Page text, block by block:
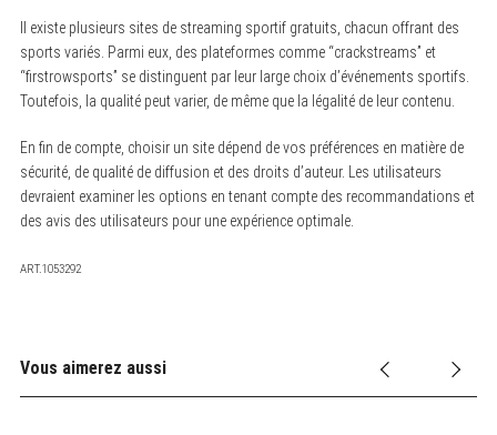
Il existe plusieurs sites de streaming sportif gratuits, chacun offrant des
sports variés. Parmi eux, des plateformes comme “crackstreams” et
“firstrowsports” se distinguent par leur large choix d’événements sportifs.
Toutefois, la qualité peut varier, de même que la légalité de leur contenu.
En fin de compte, choisir un site dépend de vos préférences en matière de
sécurité, de qualité de diffusion et des droits d’auteur. Les utilisateurs
devraient examiner les options en tenant compte des recommandations et
des avis des utilisateurs pour une expérience optimale.
ART.1053292
Vous aimerez aussi